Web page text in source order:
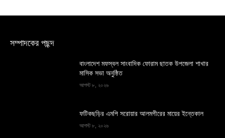
সম্পাদকের পছন্দ
বাংলাদেশ মফস্বল সাংবাদিক ফোরাম ছাতক উপজেলা শাখার
মাসিক সভা অনুষ্ঠিত
আগস্ট ৮, ২০২৬
ফটিকছড়ির এমপি সরোয়ার আলমগীরের মায়ের ইন্তেকাল
আগস্ট ৮, ২০২৬